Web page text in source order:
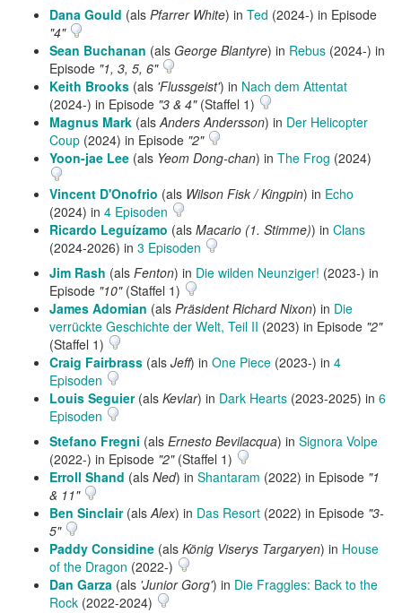
Dana Gould (als Pfarrer White) in Ted (2024-) in Episode
"4"
Sean Buchanan (als George Blantyre) in Rebus (2024-) in
Episode "1, 3, 5, 6"
Keith Brooks (als 'Flussgeist') in Nach dem Attentat
(2024-) in Episode "3 & 4"(Staffel 1)
Magnus Mark (alsAnders Andersson) in Der Helicopter
Coup (2024) in Episode "2"
Yoon-jae Lee (als Yeom Dong-chan) in The Frog (2024)
Vincent D'Onofrio (als Wilson Fisk / Kingpin) in Echo
(2024) in 4 Episoden
Ricardo Leguízamo (als Macario (1. Stimme)) in Clans
(2024-2026) in 3 Episoden
Jim Rash (als Fenton) in Die wilden Neunziger! (2023-) in
Episode "10"(Staffel 1)
James Adomian (als Präsident Richard Nixon) in Die
verrückte Geschichte der Welt, Teil II (2023) in Episode "2"
(Staffel 1)
Craig Fairbrass (als Jeff) in One Piece (2023-) in 4
Episoden
Louis Seguier(als Kevlar) in Dark Hearts (2023-2025) in 6
Episoden
Stefano Fregni (als Ernesto Bevilacqua) in Signora Volpe
(2022-) in Episode "2"(Staffel 1)
Erroll Shand (als Ned) in Shantaram (2022) in Episode "1
& 11"
Ben Sinclair(alsAlex) in Das Resort (2022) in Episode "3-
5"
Paddy Considine (als König Viserys Targaryen) in House
of the Dragon (2022-)
Dan Garza (als 'Junior Gorg') in Die Fraggles: Back to the
Rock (2022-2024)